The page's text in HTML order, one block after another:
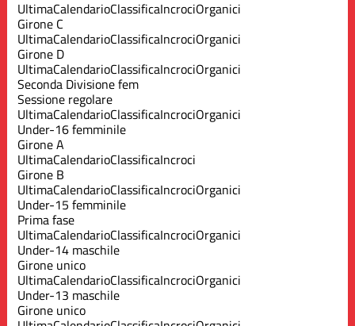
UltimaCalendarioClassificaIncrociOrganici
Girone C
UltimaCalendarioClassificaIncrociOrganici
Girone D
UltimaCalendarioClassificaIncrociOrganici
Seconda Divisione fem
Sessione regolare
UltimaCalendarioClassificaIncrociOrganici
Under-16 femminile
Girone A
UltimaCalendarioClassificaIncroci
Girone B
UltimaCalendarioClassificaIncrociOrganici
Under-15 femminile
Prima fase
UltimaCalendarioClassificaIncrociOrganici
Under-14 maschile
Girone unico
UltimaCalendarioClassificaIncrociOrganici
Under-13 maschile
Girone unico